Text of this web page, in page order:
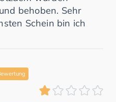
behoben. Sehr
Schein bin ich